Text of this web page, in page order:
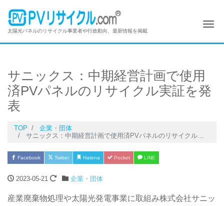
太陽光パネルのリサイクル事業者や行政動向、最新情報を掲載
サニックス：中期経営計画で使用
済PVパネルのリサイクル実証を発
表
TOP
企業・団体
サニックス：中期経営計画で使用済PVパネルのリサイクル実証を発表
Facebook Twitter Hatena Pocket LINE
2023-05-21 企業・団体
産業廃棄物処理や太陽光発電事業に取組み株式会社サニッ